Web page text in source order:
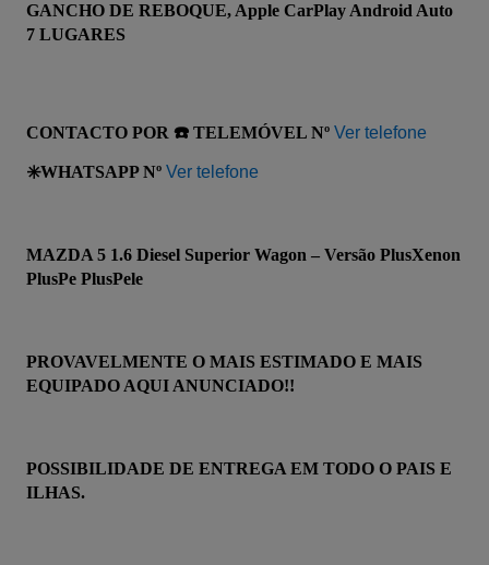
GANCHO DE REBOQUE, Apple CarPlay Android Auto
7 LUGARES
CONTACTO POR ☎️ TELEMÓVEL Nº Ver telefone
✳️WHATSAPP Nº Ver telefone
MAZDA 5 1.6 Diesel Superior Wagon – Versão PlusXenon
PlusPe PlusPele
PROVAVELMENTE O MAIS ESTIMADO E MAIS
EQUIPADO AQUI ANUNCIADO!!
POSSIBILIDADE DE ENTREGA EM TODO O PAIS E
ILHAS.